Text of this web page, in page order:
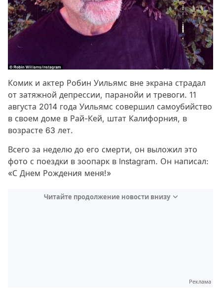
Комик и актер Робин Уильямс вне экрана страдал
от затяжной депрессии, паранойи и тревоги. 11
августа 2014 года Уильямс совершил самоубийство
в своем доме в Рай-Кей, штат Калифорния, в
возрасте 63 лет.
Всего за неделю до его смерти, он выложил это
фото с поездки в зоопарк в Instagram. Он написал:
«С Днем Рождения меня!»
Читайте продолжение новости внизу
Реклама